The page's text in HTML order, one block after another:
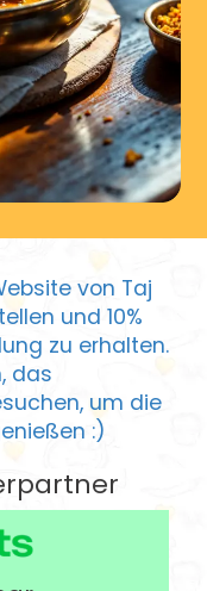
von Taj
und 10%
zu erhalten.
das
um die
:)